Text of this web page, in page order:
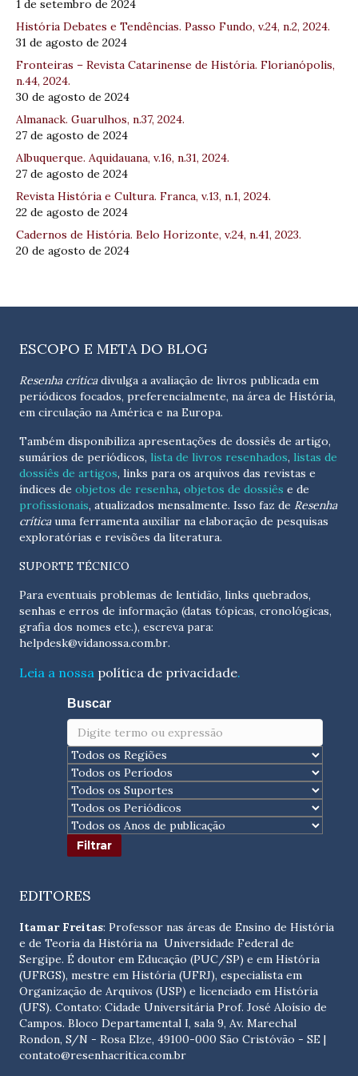
1 de setembro de 2024
História Debates e Tendências. Passo Fundo, v.24, n.2, 2024.
31 de agosto de 2024
Fronteiras – Revista Catarinense de História. Florianópolis,
n.44, 2024.
30 de agosto de 2024
Almanack. Guarulhos, n.37, 2024.
27 de agosto de 2024
Albuquerque. Aquidauana, v.16, n.31, 2024.
27 de agosto de 2024
Revista História e Cultura. Franca, v.13, n.1, 2024.
22 de agosto de 2024
Cadernos de História. Belo Horizonte, v.24, n.41, 2023.
20 de agosto de 2024
ESCOPO E META DO BLOG
Resenha críticadivulga a avaliação de livros publicada em
periódicos focados, preferencialmente, na área de História,
em circulação na América e na Europa.
Também disponibiliza apresentações de dossiês de artigo,
sumários de periódicos, lista de livros resenhados, listas de
dossiês de artigos, links para os arquivos das revistas e
índices de objetos de resenha, objetos de dossiês e de
profissionais, atualizados mensalmente. Isso faz de Resenha
críticauma ferramenta auxiliar na elaboração de pesquisas
exploratórias e revisões da literatura.
SUPORTE TÉCNICO
Para eventuais problemas de lentidão, links quebrados,
senhas e erros de informação (datas tópicas, cronológicas,
helpdesk@vidanossa.com.br.
Leia a nossa política de privacidade.
Buscar
EDITORES
Itamar Freitas: Professor nas áreas de Ensino de História
e de Teoria da História na Universidade Federal de
Sergipe. É doutor em Educação (PUC/SP) e em História
(UFRGS), mestre em História (UFRJ), especialista em
Organização de Arquivos (USP) e licenciado em História
(UFS). Contato: Cidade Universitária Prof. José Aloísio de
Campos. Bloco Departamental I, sala 9, Av. Marechal
Rondon, S/N - Rosa Elze, 49100-000 São Cristóvão - SE |
contato@resenhacritica.com.br